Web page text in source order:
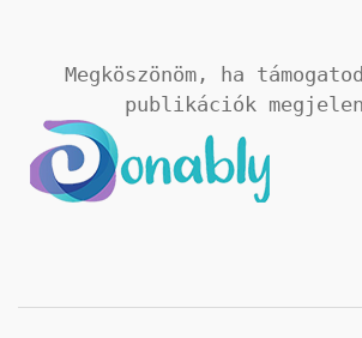
Megköszönöm, ha
publikációk